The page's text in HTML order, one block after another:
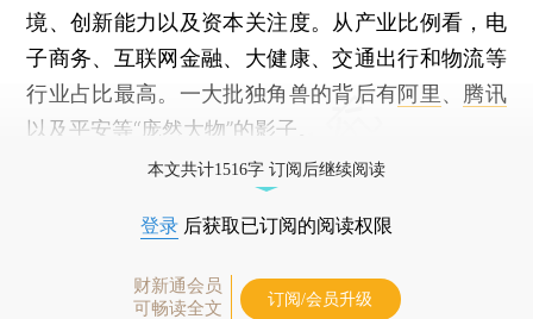
境、创新能力以及资本关注度。从产业比例看，电
子商务、互联网金融、大健康、交通出行和物流等
行业占比最高。一大批独角兽的背后有阿里、
腾讯
以及 平安等“庞然大物”的影子。
本文共计1516字 订阅后继续阅读
登录 后获取已订阅的阅读权限
财新通会员
可畅读全文
订阅/会员升级